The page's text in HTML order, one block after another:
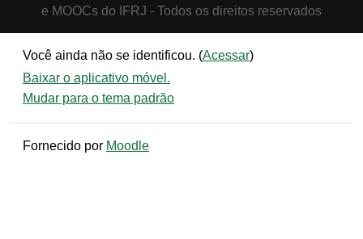
e MOOCs do IFRJ - Todos os direitos reservados
Você ainda não se identificou. (Acessar)
Baixar o aplicativo móvel.
Mudar para o tema padrão
Fornecido por Moodle